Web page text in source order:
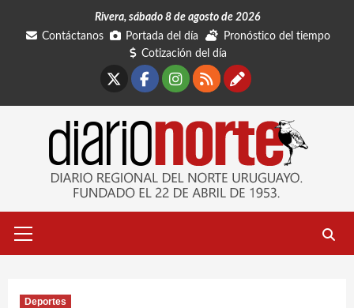
Rivera, sábado 8 de agosto de 2026
Contáctanos
Portada del día
Pronóstico del tiempo
Cotización del día
Facebook
Instagram
RSSContáctanos
primario
Deportes